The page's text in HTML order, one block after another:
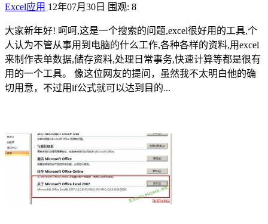
Excel应用 12年07月30日 围观: 8
大家新年好! 呵呵,这是一个搜索的问题,excel很好用的工具,个
人认为不管从事用到电脑的什么工作,各种各样的资料,用excel
来制作表单数据,储存资料,处理日常事务,快速计算等都是很有
用的一个工具。 像这位网友的提问，虽然我不太明白他的确
切用意，不过用if公式就可以达到目的...